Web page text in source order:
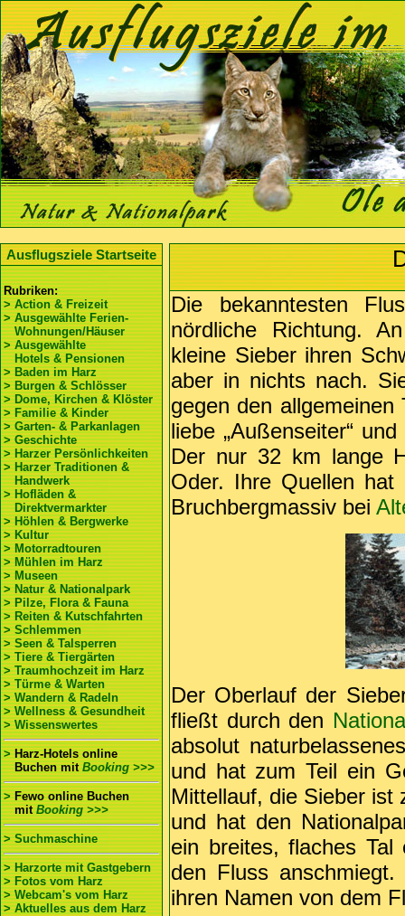
Ausflugsziele Startseite
Rubriken:
> Action & Freizeit
> Ausgewählte Ferien-
Wohnungen/Häuser
> Ausgewählte
Hotels & Pensionen
> Baden im Harz
> Burgen & Schlösser
> Dome, Kirchen & Klöster
> Familie & Kinder
> Garten- & Parkanlagen
> Geschichte
> Harzer Persönlichkeiten
> Harzer Traditionen &
Handwerk
> Hofläden &
Direktvermarkter
> Höhlen & Bergwerke
> Kultur
> Motorradtouren
> Mühlen im Harz
> Museen
> Natur & Nationalpark
> Pilze, Flora & Fauna
> Reiten & Kutschfahrten
> Schlemmen
> Seen & Talsperren
> Tiere & Tiergärten
> Traumhochzeit im Harz
> Türme & Warten
> Wandern & Radeln
> Wellness & Gesundheit
> Wissenswertes
>Harz-Hotels online
Buchen mit Booking >>>
>Fewo online Buchen
mitBooking >>>
> Suchmaschine
> Harzorte mit Gastgebern
> Fotos vom Harz
> Webcam's vom Harz
> Aktuelles aus dem Harz
Die bekanntesten
nördliche Richtung.
kleine Sieber ihren
aber in nichts nach.
gegen den
liebe „Außenseiter“
Der nur 32 km lange
Oder. Ihre Quellen
Bruchbergmassiv bei
Der Oberlauf der
fließt durch den
absolut
und hat zum Teil ein
Mittellauf, die Sieber ist
und hat den
ein breites, flaches
den Fluss
ihren Namen von dem